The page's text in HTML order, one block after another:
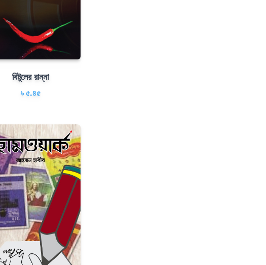
বিটুলের রান্না
৳ ৫.৪৫